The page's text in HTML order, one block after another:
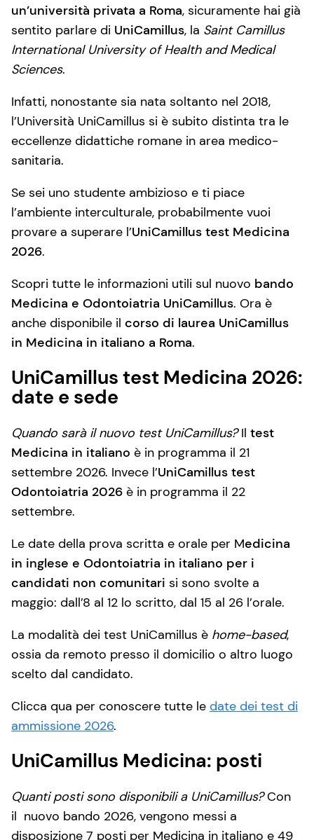
un’università privata a Roma, sicuramente hai già
sentito parlare di UniCamillus, la Saint Camillus
International University of Health and Medical
Sciences.
Infatti, nonostante sia nata soltanto nel 2018,
l’Università UniCamillus si è subito distinta tra le
eccellenze didattiche romane in area medico-
sanitaria.
Se sei uno studente ambizioso e ti piace
l’ambiente interculturale, probabilmente vuoi
provare a superare l’UniCamillus test Medicina
2026.
Scopri tutte le informazioni utili sul nuovo bando
Medicina e Odontoiatria UniCamillus. Ora è
anche disponibile il corso di laurea UniCamillus
in Medicina in italiano a Roma.
UniCamillus test Medicina 2026:
date e sede
Quando sarà il nuovo test UniCamillus?Il test
Medicina in italiano è in programma il 21
settembre 2026. Invece l’UniCamillus test
Odontoiatria 2026 è in programma il 22
settembre.
Le date della prova scritta e orale per Medicina
in inglese e Odontoiatria in italiano per i
candidati non comunitari si sono svolte a
maggio: dall’8 al 12 lo scritto, dal 15 al 26 l’orale.
La modalità dei test UniCamillus è home-based,
ossia da remoto presso il domicilio o altro luogo
scelto dal candidato.
Clicca qua per conoscere tutte le date dei test di
ammissione 2026.
UniCamillus Medicina: posti
Quanti posti sono disponibili a UniCamillus?Con
il nuovo bando 2026, vengono messi a
disposizione 7 posti per Medicina in italiano e 49